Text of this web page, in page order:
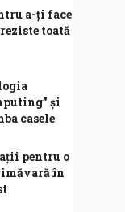
a-ți face
toată
și
casele
pentru o
în